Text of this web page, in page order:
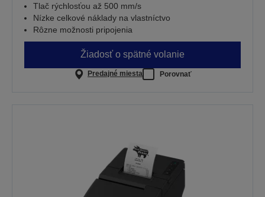
Tlač rýchlosťou až 500 mm/s
Nízke celkové náklady na vlastníctvo
Rôzne možnosti pripojenia
Žiadosť o spätné volanie
Predajné miesta Porovnať